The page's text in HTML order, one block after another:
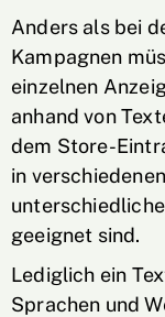
Anders als bei
Kampagnen
einzelnen
anhand von
dem Store-
in
geeignet sind.
Lediglich ein
Sprachen und